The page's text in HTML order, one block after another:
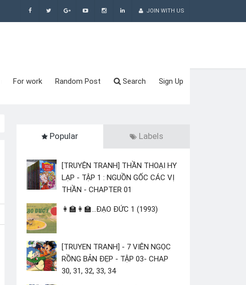
JOIN WITH US
For work Random Post Search Sign Up
Popular Labels
[TRUYỆN TRANH] THẦN THOẠI HY
LẠP - TẬP 1 : NGUỒN GỐC CÁC VỊ
THẦN - CHAPTER 01
👩‍🏫👩‍🏫...ĐẠO ĐỨC 1 (1993)
[TRUYEN TRANH] - 7 VIÊN NGỌC
RỒNG BẢN ĐẸP - TẬP 03- CHAP
30, 31, 32, 33, 34